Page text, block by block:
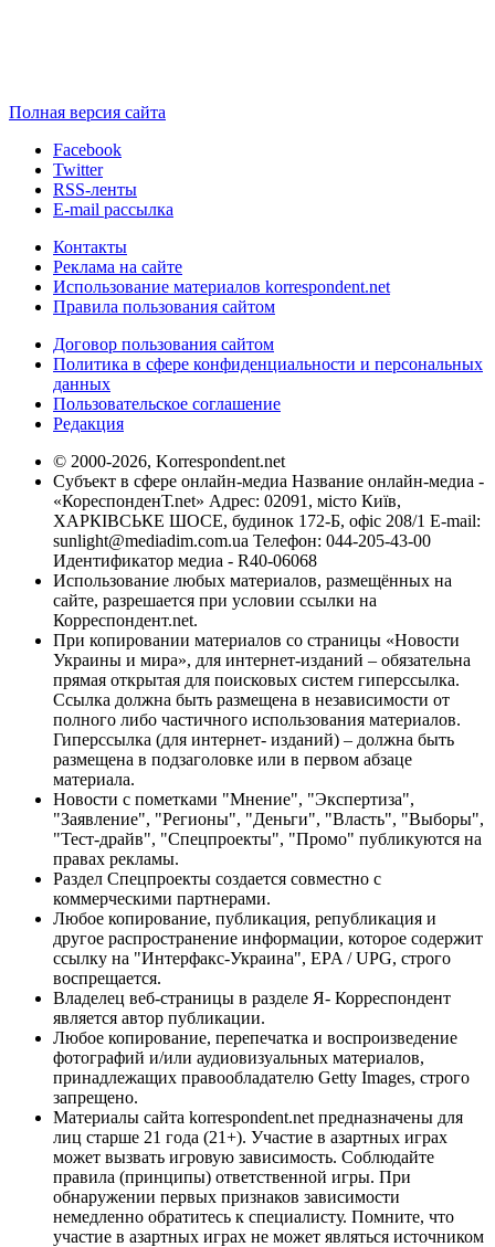
Полная версия сайта
Facebook
Twitter
RSS-ленты
E-mail рассылка
Контакты
Реклама на сайте
Использование материалов korrespondent.net
Правила пользования сайтом
Договор пользования сайтом
Политика в сфере конфиденциальности и персональных
данных
Пользовательское соглашение
Редакция
© 2000-2026, Korrespondent.net
Субъект в сфере онлайн-медиа Название онлайн-медиа -
«КореспонденТ.net» Адрес: 02091, місто Київ,
ХАРКІВСЬКЕ ШОСЕ, будинок 172-Б, офіс 208/1 E-mail:
sunlight@mediadim.com.ua Телефон: 044-205-43-00
Идентификатор медиа - R40-06068
Использование любых материалов, размещённых на
сайте, разрешается при условии ссылки на
Корреспондент.net.
При копировании материалов со страницы «Новости
Украины и мира», для интернет-изданий – обязательна
прямая открытая для поисковых систем гиперссылка.
Ссылка должна быть размещена в независимости от
полного либо частичного использования материалов.
Гиперссылка (для интернет- изданий) – должна быть
размещена в подзаголовке или в первом абзаце
материала.
Новости с пометками "Мнение", "Экспертиза",
"Заявление", "Регионы", "Деньги", "Власть", "Выборы",
"Тест-драйв", "Спецпроекты", "Промо" публикуются на
правах рекламы.
Раздел Спецпроекты создается совместно с
коммерческими партнерами.
Любое копирование, публикация, републикация и
другое распространение информации, которое содержит
ссылку на "Интерфакс-Украина", EPA / UPG, строго
воспрещается.
Владелец веб-страницы в разделе Я- Корреспондент
является автор публикации.
Любое копирование, перепечатка и воспроизведение
фотографий и/или аудиовизуальных материалов,
принадлежащих правообладателю Getty Images, строго
запрещено.
Материалы сайта korrespondent.net предназначены для
лиц старше 21 года (21+). Участие в азартных играх
может вызвать игровую зависимость. Соблюдайте
правила (принципы) ответственной игры. При
обнаружении первых признаков зависимости
немедленно обратитесь к специалисту. Помните, что
участие в азартных играх не может являться источником